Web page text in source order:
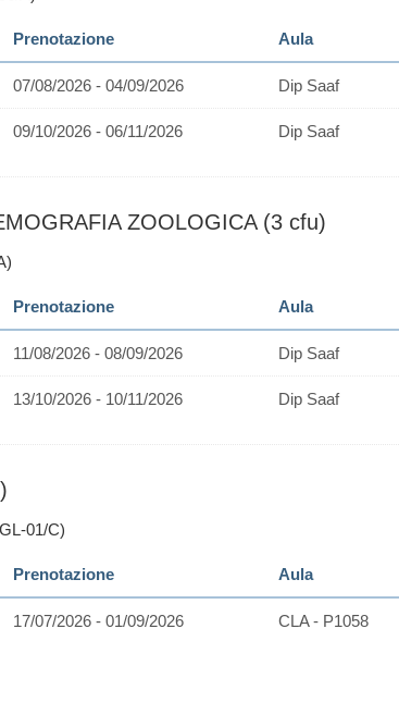
Prenotazione Aula
07/08/2026 - 04/09/2026 Dip Saaf
09/10/2026 - 06/11/2026 Dip Saaf
ZOOLOGICA (3 cfu)
Prenotazione Aula
11/08/2026 - 08/09/2026 Dip Saaf
13/10/2026 - 10/11/2026 Dip Saaf
01/C)
Prenotazione Aula
17/07/2026 - 01/09/2026 CLA - P1058